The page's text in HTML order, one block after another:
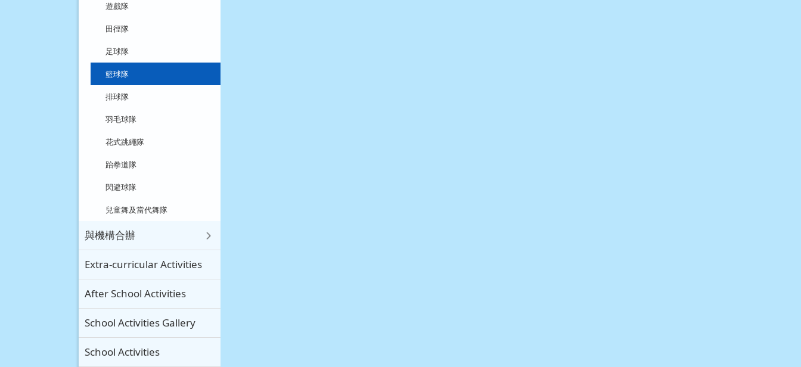
遊戲隊
田徑隊
足球隊
籃球隊
排球隊
羽毛球隊
花式跳繩隊
跆拳道隊
閃避球隊
兒童舞及當代舞隊
與機構合辦
Extra-curricular Activities
After School Activities
School Activities Gallery
School Activities